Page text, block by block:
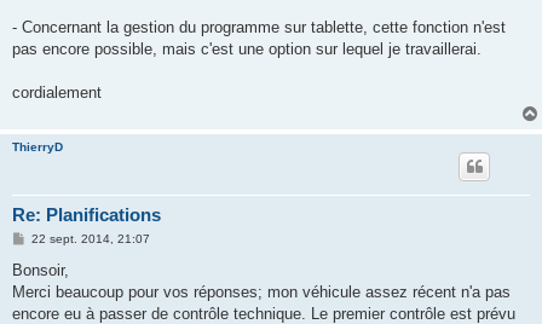
- Concernant la gestion du programme sur tablette, cette fonction n'est
pas encore possible, mais c'est une option sur lequel je travaillerai.
cordialement
ThierryD
Re: Planifications
M
s
a
g
22 sept. 2014, 21:07
Bonsoir,
Merci beaucoup pour vos réponses; mon véhicule assez récent n'a pas
encore eu à passer de contrôle technique. Le premier contrôle est prévu